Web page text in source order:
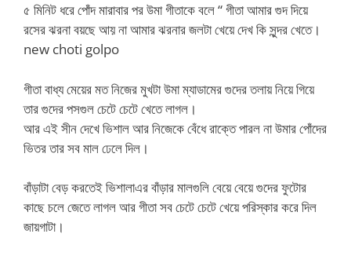
৫ মিনিট ধরে পোঁদ মারাবার পর উমা গীতাকে বলে “ গীতা আমার গুদ দিয়ে
রসের ঝরনা বয়ছে আয় না আমার ঝরনার জলটা খেয়ে দেখ কি সুন্দর খেতে।
new choti golpo
গীতা বাধ্য মেয়ের মত নিজের মুখটা উমা ম্যাডামের গুদের তলায় নিয়ে গিয়ে
তার গুদের পসগুল চেটে চেটে খেতে লাগল।
আর এই সীন দেখে ভিশাল আর নিজেকে বেঁধে রাক্তে পারল না উমার পোঁদের
ভিতর তার সব মাল ঢেলে দিল।
বাঁড়াটা বেড় করতেই ভিশালাএর বাঁড়ার মালগুলি বেয়ে বেয়ে গুদের ফুটোর
কাছে চলে জেতে লাগল আর গীতা সব চেটে চেটে খেয়ে পরিস্কার করে দিল
জায়গাটা।